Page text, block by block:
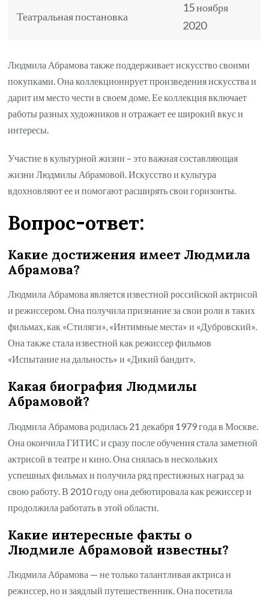
Театральная постановка
15 ноября
2020
Людмила Абрамова также поддерживает искусство своими
покупками. Она коллекционирует произведения искусства и
дарит им место чести в своем доме. Ее коллекция включает
работы разных художников и отражает ее широкий вкус и
интересы.
Участие в культурной жизни – это важная составляющая
жизни Людмилы Абрамовой. Искусство и культура
вдохновляют ее и помогают расширять свои горизонты.
Вопрос-ответ:
Какие достижения имеет Людмила
Абрамова?
Людмила Абрамова является известной российской актрисой
и режиссером. Она получила признание за свои роли в таких
фильмах, как «Стиляги», «Интимные места» и «Дубровский».
Она также стала известной как режиссер фильмов
«Испытание на дальность» и «Дикий бандит».
Какая биография Людмилы
Абрамовой?
Людмила Абрамова родилась 21 декабря 1979 года в Москве.
Она окончила ГИТИС и сразу после обучения стала заметной
актрисой в театре и кино. Она снялась в нескольких
успешных фильмах и получила ряд престижных наград за
свою работу. В 2010 году она дебютировала как режиссер и
продолжила работать в этой области.
Какие интересные факты о
Людмиле Абрамовой известны?
Людмила Абрамова — не только талантливая актриса и
режиссер, но и заядлый путешественник. Она посетила